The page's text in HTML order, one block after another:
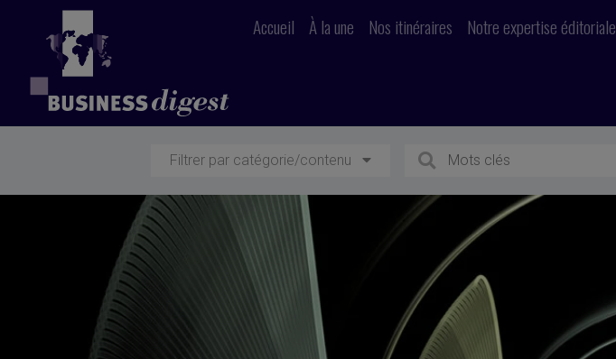
Accueil À la une Nos itinéraires Notre expertise éditoriale
Filtrer par catégorie/contenu